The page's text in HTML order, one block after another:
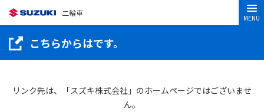
二輪車
MENU
こちらからはです。
リンク先は、「スズキ株式会社」のホームページではございませ
ん。